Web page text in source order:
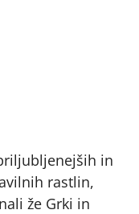
in
rastlin,
že Grki in